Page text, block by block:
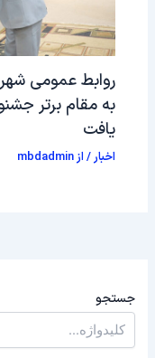
روابط عمومی
به مقام برتر
یافت
اخبار / از mbdadmin
جستجو